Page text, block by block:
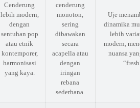
Cenderung
lebih modern,
dengan
sentuhan pop
atau etnik
kontemporer,
harmonisasi
yang kaya.
cenderung
monoton,
sering
dibawakan
secara
acapella atau
dengan
iringan
rebana
sederhana.
Uje
dinamika
lebih
modern,
nuansa